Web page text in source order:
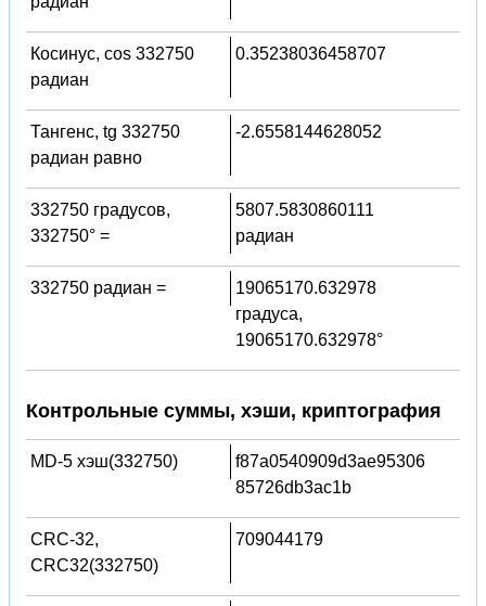
Косинус, cos 332750
радиан
0.35238036458707
Тангенс, tg 332750
радиан равно
-2.6558144628052
332750 градусов,
332750° =
5807.5830860111
радиан
332750 радиан =
19065170.632978
градуса,
19065170.632978°
Контрольные суммы, хэши, криптография
MD-5 хэш(332750)
f87a0540909d3ae95306
85726db3ac1b
CRC-32,
CRC32(332750)
709044179